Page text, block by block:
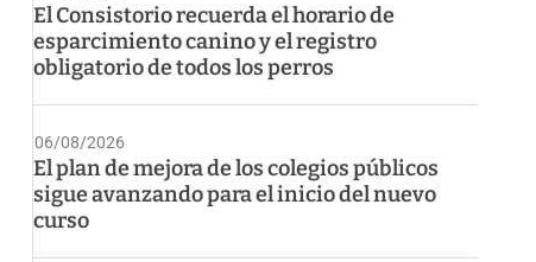
El Consistorio recuerda el horario de
esparcimiento canino y el registro
obligatorio de todos los perros
06/08/2026
El plan de mejora de los colegios públicos
sigue avanzando para el inicio del nuevo
curso